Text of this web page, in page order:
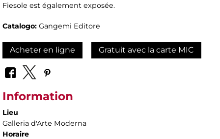
Fiesole est également exposée.
Catalogo: Gangemi Editore
Acheter en ligne Gratuit avec la carte MIC
Information
Lieu
Galleria d'Arte Moderna
Horaire